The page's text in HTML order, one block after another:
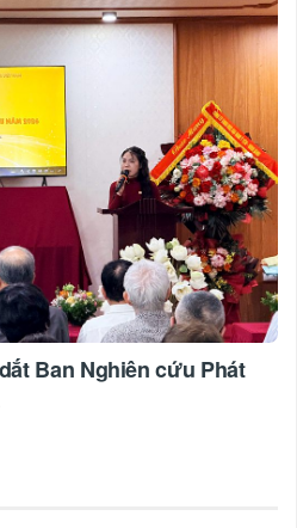
Ban Nghiên cứu Phát